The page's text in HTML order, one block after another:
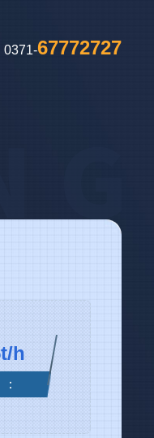
0371-67772727
h